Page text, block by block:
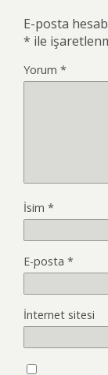
E-posta
* ile
Yorum *
İsim *
E-posta *
İnternet sitesi